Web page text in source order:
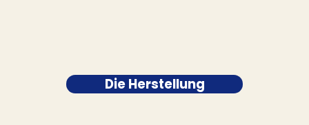
Die Herstellung